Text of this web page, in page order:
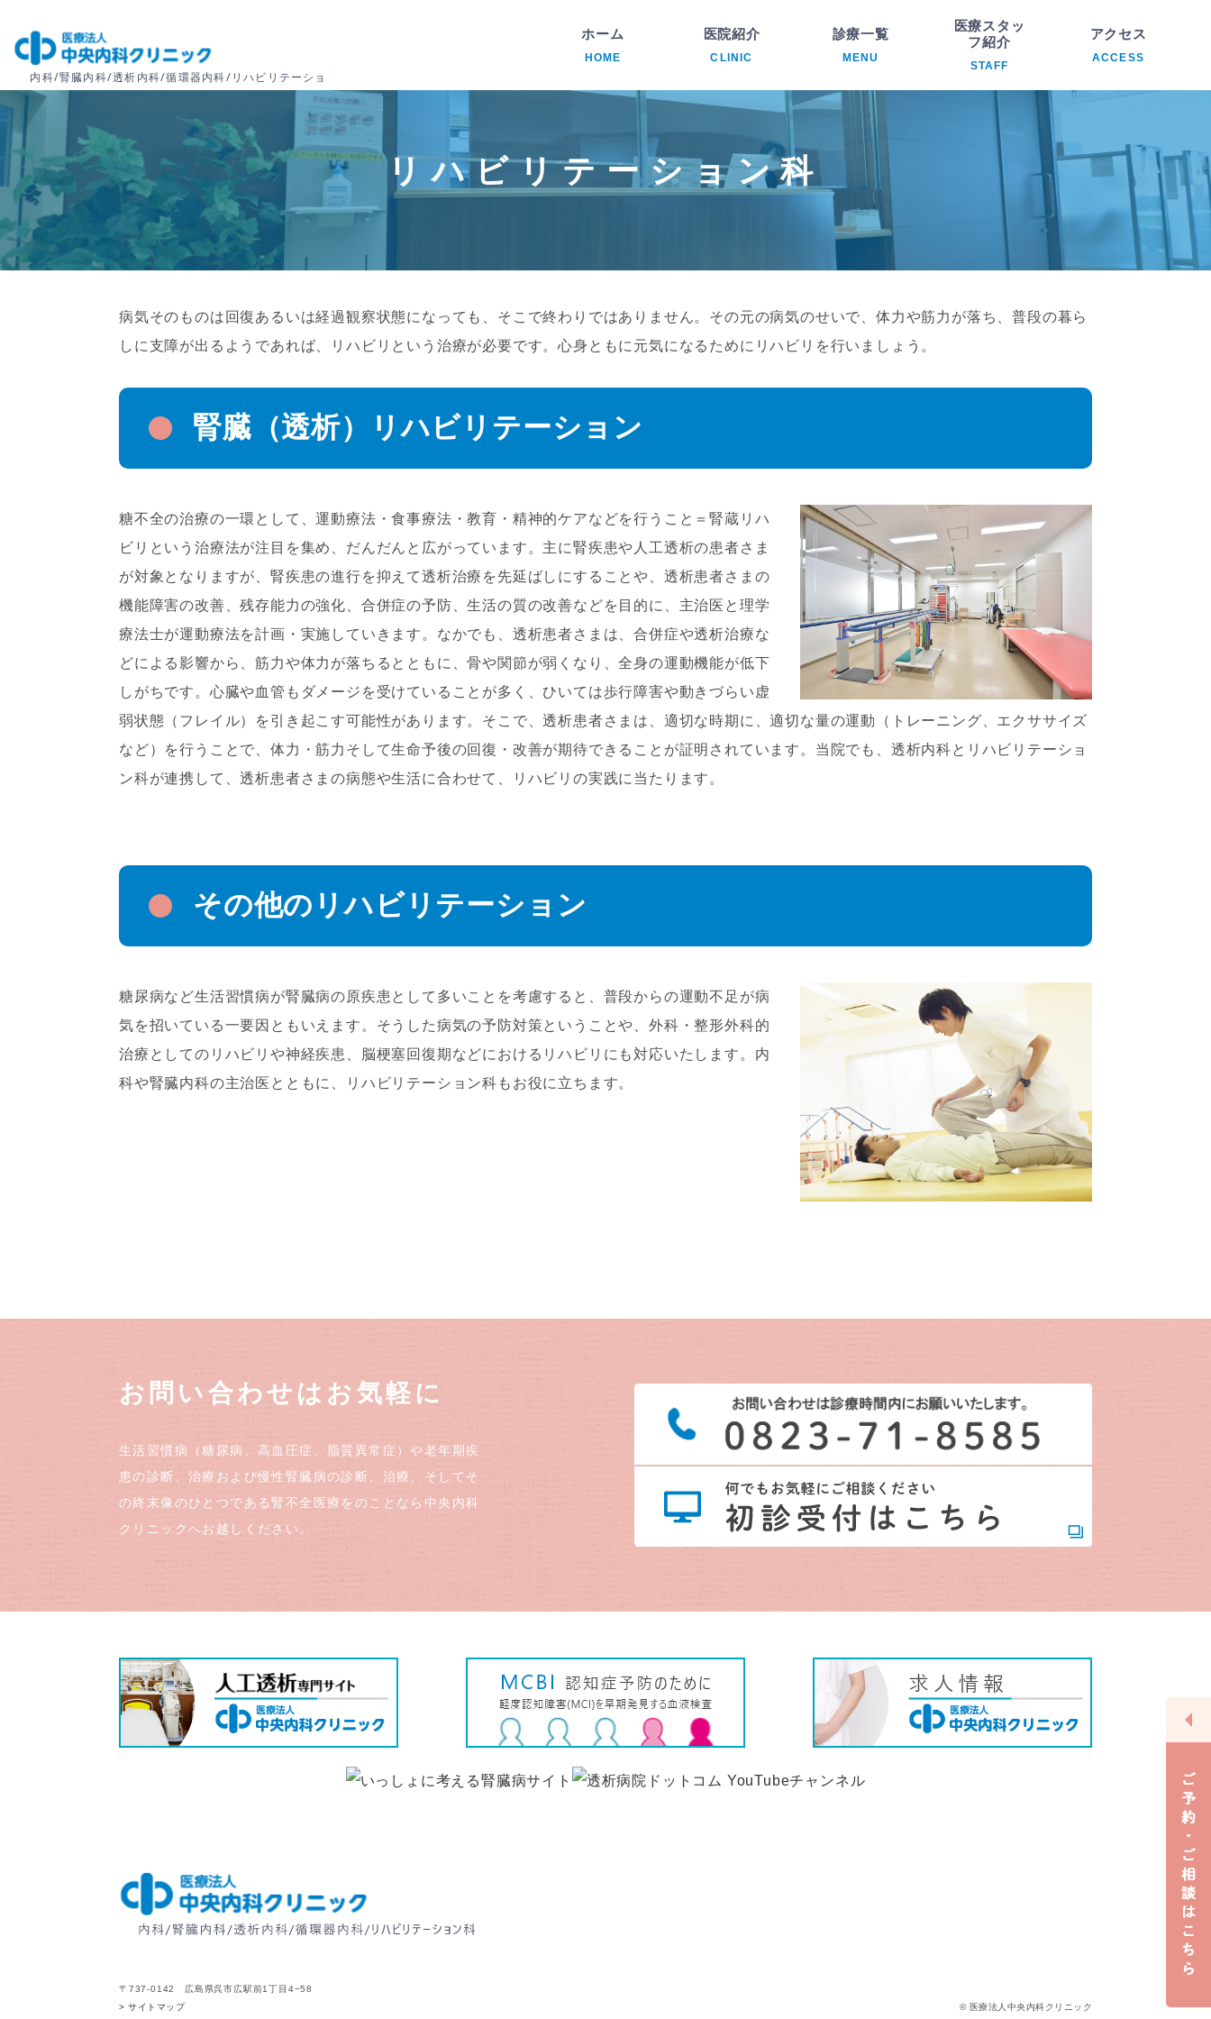
ホーム
HOME
医院紹介
CLINIC
診療一覧
MENU
内科
透析内科
腎臓内科
循環器内科
リハビリテーション科
医療スタッ
フ紹介
STAFF
医療スタッフ紹介
アクセス
ACCESS
リハビリテーション科
病気そのものは回復あるいは経過観察状態になっても、そこで終わりではありません。その元の病気のせいで、体力や筋力が落ち、普段の暮ら
しに支障が出るようであれば、リハビリという治療が必要です。心身ともに元気になるためにリハビリを行いましょう。
腎臓（透析）リハビリテーション
糖不全の治療の一環として、運動療法・食事療法・教育・精神的ケアなどを行うこと＝腎蔵リハ
ビリという治療法が注目を集め、だんだんと広がっています。主に腎疾患や人工透析の患者さま
が対象となりますが、腎疾患の進行を抑えて透析治療を先延ばしにすることや、透析患者さまの
機能障害の改善、残存能力の強化、合併症の予防、生活の質の改善などを目的に、主治医と理学
療法士が運動療法を計画・実施していきます。なかでも、透析患者さまは、合併症や透析治療な
どによる影響から、筋力や体力が落ちるとともに、骨や関節が弱くなり、全身の運動機能が低下
しがちです。心臓や血管もダメージを受けていることが多く、ひいては歩行障害や動きづらい虚
弱状態（フレイル）を引き起こす可能性があります。そこで、透析患者さまは、適切な時期に、適切な量の運動（トレーニング、エクササイズ
など）を行うことで、体力・筋力そして生命予後の回復・改善が期待できることが証明されています。当院でも、透析内科とリハビリテーショ
ン科が連携して、透析患者さまの病態や生活に合わせて、リハビリの実践に当たります。
その他のリハビリテーション
糖尿病など生活習慣病が腎臓病の原疾患として多いことを考慮すると、普段からの運動不足が病
気を招いている一要因ともいえます。そうした病気の予防対策ということや、外科・整形外科的
治療としてのリハビリや神経疾患、脳梗塞回復期などにおけるリハビリにも対応いたします。内
科や腎臓内科の主治医とともに、リハビリテーション科もお役に立ちます。
お問い合わせはお気軽に
生活習慣病（糖尿病、高血圧症、脂質異常症）や老年期疾
患の診断、治療および慢性腎臓病の診断、治療、そしてそ
の終末像のひとつである腎不全医療をのことなら中央内科
クリニックへお越しください。
〒737-0142 広島県呉市広駅前1丁目4−58
> サイトマップ
© 医療法人中央内科クリニック